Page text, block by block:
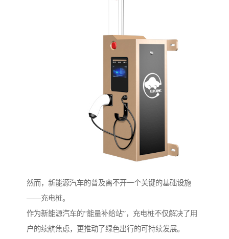
然而，新能源汽车的普及离不开一个关键的基础设施
——充电桩。
作为新能源汽车的“能量补给站”，充电桩不仅解决了用
户的续航焦虑，更推动了绿色出行的可持续发展。